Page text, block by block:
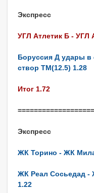
Экспресс
УГЛ Атлетик Б - УГЛ
Боруссия Д удары в
створ ТМ(12.5) 1.28
Итог 1.72
Экспресс
ЖК Торино - ЖК
ЖК Реал Сосьедад -
1.22